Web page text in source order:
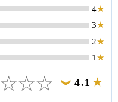
4
3
2
1
4.1
❯
☆
☆
☆